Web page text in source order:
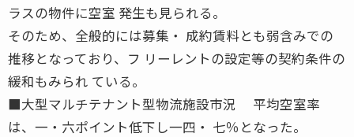
ラスの物件に空室 発生も見られる。
そのため、全般的には募集・ 成約賃料とも弱含みでの
推移となっており、フ リーレントの設定等の契約条件の
緩和もみられ ている。
■大型マルチテナント型物流施設市況 平均空室率
は、一・六ポイント低下し一四・ 七％となった。